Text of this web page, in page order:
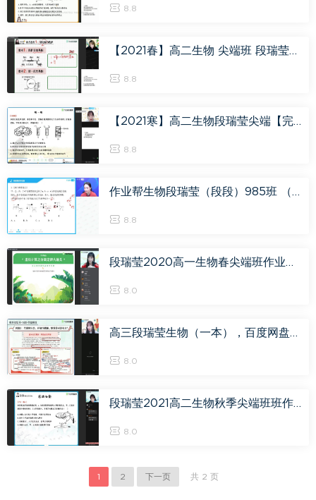
8.8
【2021春】高二生物 尖端班 段瑞莹【完结】，百度网盘(32.18G)
8.8
【2021寒】高二生物段瑞莹尖端【完结】，百度网盘(13.80G)
8.8
作业帮生物段瑞莹（段段）985班 （28节） (8.09G)
8.8
段瑞莹2020高一生物春尖端班作业帮 (21.31G)
8.0
高三段瑞莹生物（一本），百度网盘(14.20G)
8.0
段瑞莹2021高二生物秋季尖端班班作业帮 (4.77G)
8.0
1 2 下一页 共 2 页